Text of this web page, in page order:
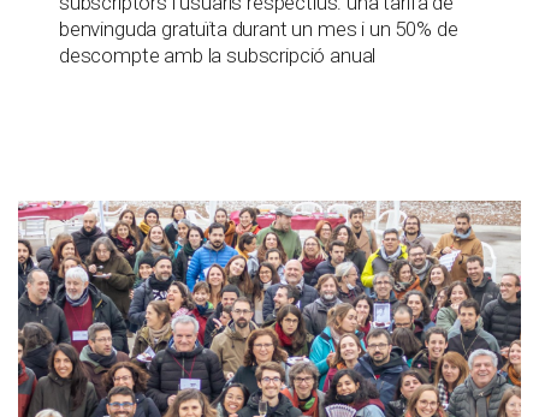
benvinguda gratuïta durant un mes i un 50% de
descompte amb la subscripció anual